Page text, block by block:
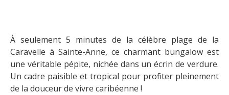
À seulement 5 minutes de la célèbre plage de la
Caravelle à Sainte-Anne, ce charmant bungalow est
une véritable pépite, nichée dans un écrin de verdure.
Un cadre paisible et tropical pour profiter pleinement
de la douceur de vivre caribéenne !